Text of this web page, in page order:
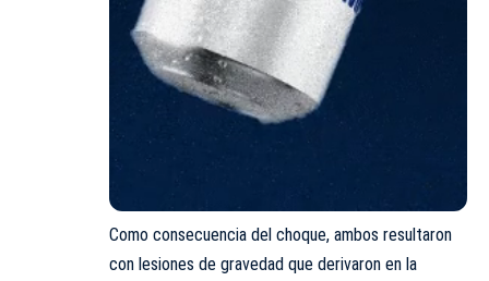
Como consecuencia del choque, ambos resultaron
con lesiones de gravedad que derivaron en la